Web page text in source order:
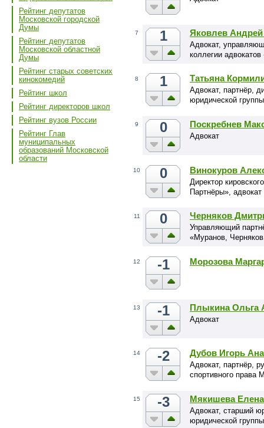
Рейтинг депутатов
Московской городской
Думы
Рейтинг депутатов
Московской областной
Думы
Рейтинг старых советских
кинокомедий
Рейтинг школ
Рейтинг директоров школ
Рейтинг вузов России
Рейтинг Глав
муниципальных
образований Московской
области
7 1 Яковлев
Адвокат,
коллегии
8 1 Татьяна
Адвокат, партнёр,
юридической
9 0 Поскребнев
Адвокат
10 0 Винокуров
Директор
Партнёры», адвокат
11 0 Черняков
Управляющий
«Муранов,
12 -1 Морозова
13 -1 Плыкина Ольга
Адвокат
14 -2 Дубов Игорь
Адвокат, партнёр,
спортивного права
15 -3 Мякишева Елена
Адвокат, старший
юридической